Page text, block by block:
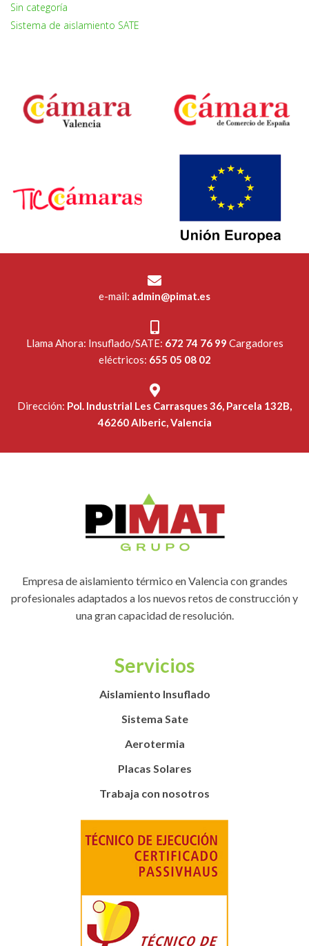
Sin categoría
Sistema de aislamiento SATE
e-mail: admin@pimat.es
Llama Ahora: Insuflado/SATE: 672 74 76 99 Cargadores
eléctricos: 655 05 08 02
Dirección: Pol. Industrial Les Carrasques 36, Parcela 132B,
46260 Alberic, Valencia
Servicios
Aislamiento Insuflado
Sistema Sate
Aerotermia
Placas Solares
Trabaja con nosotros
Empresa de aislamiento térmico en Valencia con grandes
profesionales adaptados a los nuevos retos de construcción y
una gran capacidad de resolución.